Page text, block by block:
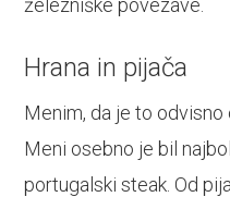
železniške povezave.
Hrana in pijača
Menim, da je to odvisno
Meni osebno je bil
portugalski steak. Od